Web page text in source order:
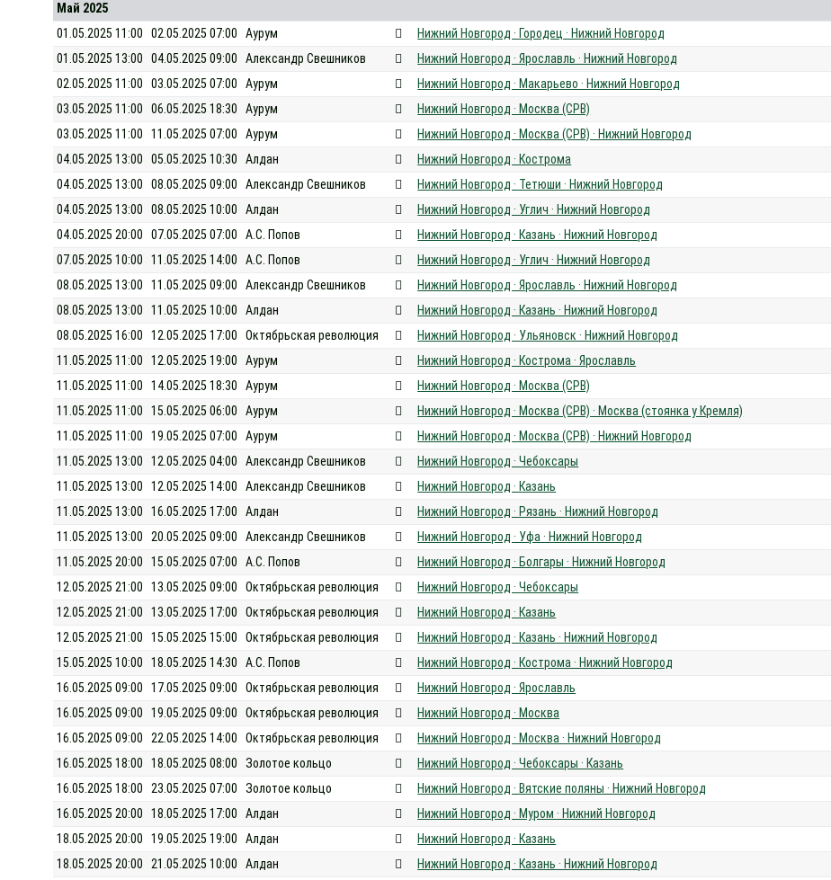
Май 2025
01.05.2025 11:00
02.05.2025 07:00 Аурум
Нижний Новгород · Городец · Нижний Новгород
01.05.2025 13:00
04.05.2025 09:00 Александр Свешников
Нижний Новгород · Ярославль · Нижний Новгород
02.05.2025 11:00
03.05.2025 07:00 Аурум
Нижний Новгород · Макарьево · Нижний Новгород
03.05.2025 11:00
06.05.2025 18:30 Аурум
Нижний Новгород · Москва (СРВ)
03.05.2025 11:00
11.05.2025 07:00 Аурум
Нижний Новгород · Москва (СРВ) · Нижний Новгород
04.05.2025 13:00
05.05.2025 10:30 Алдан
Нижний Новгород · Кострома
04.05.2025 13:00
08.05.2025 09:00 Александр Свешников
Нижний Новгород · Тетюши · Нижний Новгород
04.05.2025 13:00
08.05.2025 10:00 Алдан
Нижний Новгород · Углич · Нижний Новгород
04.05.2025 20:00
07.05.2025 07:00 А.С. Попов
Нижний Новгород · Казань · Нижний Новгород
07.05.2025 10:00
11.05.2025 14:00 А.С. Попов
Нижний Новгород · Углич · Нижний Новгород
08.05.2025 13:00
11.05.2025 09:00 Александр Свешников
Нижний Новгород · Ярославль · Нижний Новгород
08.05.2025 13:00
11.05.2025 10:00 Алдан
Нижний Новгород · Казань · Нижний Новгород
08.05.2025 16:00
12.05.2025 17:00 Октябрьская революция
Нижний Новгород · Ульяновск · Нижний Новгород
11.05.2025 11:00
12.05.2025 19:00 Аурум
Нижний Новгород · Кострома · Ярославль
11.05.2025 11:00
14.05.2025 18:30 Аурум
Нижний Новгород · Москва (СРВ)
11.05.2025 11:00
15.05.2025 06:00 Аурум
Нижний Новгород · Москва (СРВ) · Москва (стоянка у Кремля)
11.05.2025 11:00
19.05.2025 07:00 Аурум
Нижний Новгород · Москва (СРВ) · Нижний Новгород
11.05.2025 13:00
12.05.2025 04:00 Александр Свешников
Нижний Новгород · Чебоксары
11.05.2025 13:00
12.05.2025 14:00 Александр Свешников
Нижний Новгород · Казань
11.05.2025 13:00
16.05.2025 17:00 Алдан
Нижний Новгород · Рязань · Нижний Новгород
11.05.2025 13:00
20.05.2025 09:00 Александр Свешников
Нижний Новгород · Уфа · Нижний Новгород
11.05.2025 20:00
15.05.2025 07:00 А.С. Попов
Нижний Новгород · Болгары · Нижний Новгород
12.05.2025 21:00
13.05.2025 09:00 Октябрьская революция
Нижний Новгород · Чебоксары
12.05.2025 21:00
13.05.2025 17:00 Октябрьская революция
Нижний Новгород · Казань
12.05.2025 21:00
15.05.2025 15:00 Октябрьская революция
Нижний Новгород · Казань · Нижний Новгород
15.05.2025 10:00
18.05.2025 14:30 А.С. Попов
Нижний Новгород · Кострома · Нижний Новгород
16.05.2025 09:00
17.05.2025 09:00 Октябрьская революция
Нижний Новгород · Ярославль
16.05.2025 09:00
19.05.2025 09:00 Октябрьская революция
Нижний Новгород · Москва
16.05.2025 09:00
22.05.2025 14:00 Октябрьская революция
Нижний Новгород · Москва · Нижний Новгород
16.05.2025 18:00
18.05.2025 08:00 Золотое кольцо
Нижний Новгород · Чебоксары · Казань
16.05.2025 18:00
23.05.2025 07:00 Золотое кольцо
Нижний Новгород · Вятские поляны · Нижний Новгород
16.05.2025 20:00
18.05.2025 17:00 Алдан
Нижний Новгород · Муром · Нижний Новгород
18.05.2025 20:00
19.05.2025 19:00 Алдан
Нижний Новгород · Казань
18.05.2025 20:00
21.05.2025 10:00 Алдан
Нижний Новгород · Казань · Нижний Новгород